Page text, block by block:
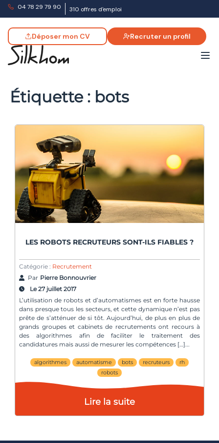
04 78 29 79 90 310 offres d'emploi
Déposer mon CV Recruter un profil
Étiquette : bots
LES ROBOTS RECRUTEURS SONT-ILS FIABLES ?
Catégorie : Recrutement
Par Pierre Bonnouvrier
Le 27 juillet 2017
L’utilisation de robots et d’automatismes est en forte hausse
dans presque tous les secteurs, et cette dynamique n’est pas
prête de s’atténuer de si tôt. Aujourd’hui, de plus en plus de
grands groupes et cabinets de recrutements ont recours à
des algorithmes afin de faciliter le traitement des
candidatures mais aussi de mesurer les compétences […]
algorithmes automatisme bots recruteurs
rh
robots
Lire la suite